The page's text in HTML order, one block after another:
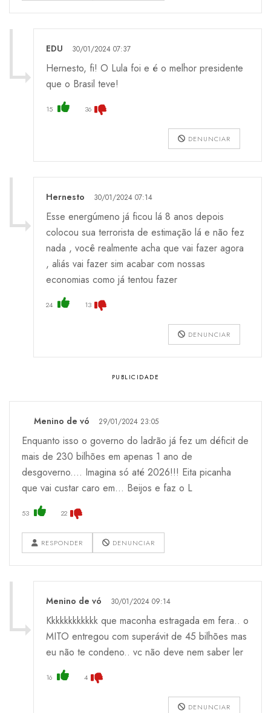
EDU 30/01/2024 07:37
Hernesto, fi! O Lula foi e é o melhor presidente
que o Brasil teve!
15 36
DENUNCIAR
Hernesto 30/01/2024 07:14
Esse energúmeno já ficou lá 8 anos depois
colocou sua terrorista de estimação lá e não fez
nada , você realmente acha que vai fazer agora
, aliás vai fazer sim acabar com nossas
economias como já tentou fazer
24 13
DENUNCIAR
Menino de vó 29/01/2024 23:05
Enquanto isso o governo do ladrão já fez um déficit de
mais de 230 bilhões em apenas 1 ano de
desgoverno.... Imagina só até 2026!!! Eita picanha
que vai custar caro em... Beijos e faz o L
53 22
RESPONDER DENUNCIAR
Menino de vó 30/01/2024 09:14
Kkkkkkkkkkkk que maconha estragada em fera.. o
MITO entregou com superávit de 45 bilhões mas
eu não te condeno.. vc não deve nem saber ler
16 4
DENUNCIAR